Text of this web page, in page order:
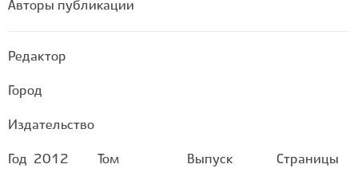
Авторы публикации
Редактор
Город
Издательство
Год 2012 Том Выпуск Страницы